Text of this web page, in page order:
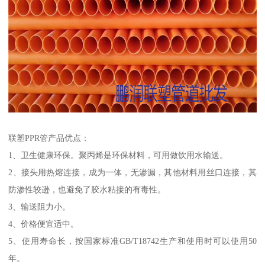
联塑PPR管产品优点：
1、卫生健康环保。聚丙烯是环保材料，可用做饮用水输送。
2、接头用热熔连接，成为一体，无渗漏，其他材料用丝口连接，其
防渗性较逊，也避免了胶水粘接的有毒性。
3、输送阻力小。
4、价格便宜适中。
5、使用寿命长，按国家标准GB/T18742生产和使用时可以使用50
年。